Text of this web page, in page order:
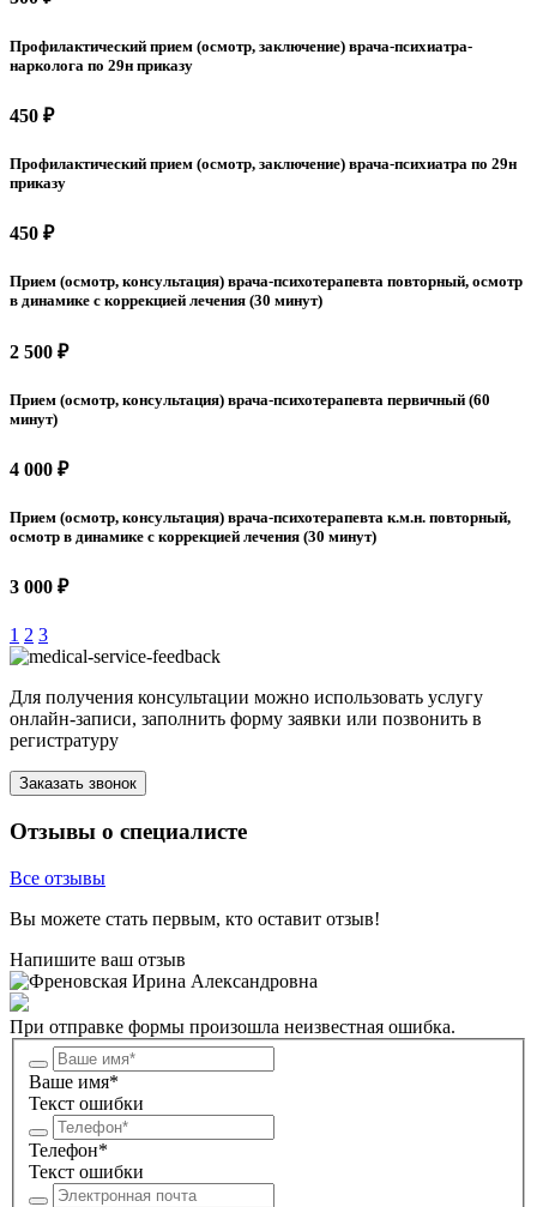
Профилактический прием (осмотр, заключение) врача-психиатра-
нарколога по 29н приказу
450 ₽
Профилактический прием (осмотр, заключение) врача-психиатра по 29н
приказу
450 ₽
Прием (осмотр, консультация) врача-психотерапевта повторный, осмотр
в динамике с коррекцией лечения (30 минут)
2 500 ₽
Прием (осмотр, консультация) врача-психотерапевта первичный (60
минут)
4 000 ₽
Прием (осмотр, консультация) врача-психотерапевта к.м.н. повторный,
осмотр в динамике с коррекцией лечения (30 минут)
3 000 ₽
1 2 3
Для получения консультации можно использовать услугу
онлайн-записи, заполнить форму заявки или позвонить в
регистратуру
Заказать звонок
Отзывы о специалисте
Все отзывы
Вы можете стать первым, кто оставит отзыв!
Напишите ваш отзыв
При отправке формы произошла неизвестная ошибка.
Ваше имя*
Текст ошибки
Телефон*
Текст ошибки